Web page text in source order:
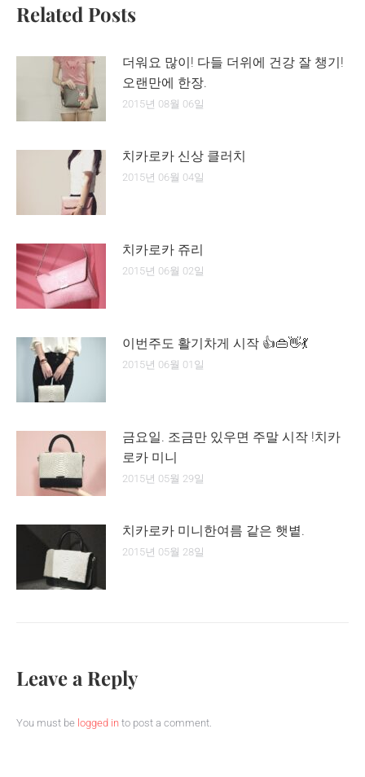
Related Posts
더워요 많이! 다들 더위에 건강 잘 챙기!
오랜만에 한장.
2015년 08월 06일
치카로카 신상 클러치
2015년 06월 04일
치카로카 쥬리
2015년 06월 02일
이번주도 활기차게 시작 👍👜👋💃
2015년 06월 01일
금요일. 조금만 있우면 주말 시작 !치카
로카 미니
2015년 05월 29일
치카로카 미니한여름 같은 햇볕.
2015년 05월 28일
Leave a Reply
You must be logged in to post a comment.